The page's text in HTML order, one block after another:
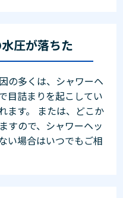
圧が落ちた
の多くは、シャワーヘ
目詰まりを起こしてい
ます。 または、どこか
すので、シャワーヘッ
い場合はいつでもご相